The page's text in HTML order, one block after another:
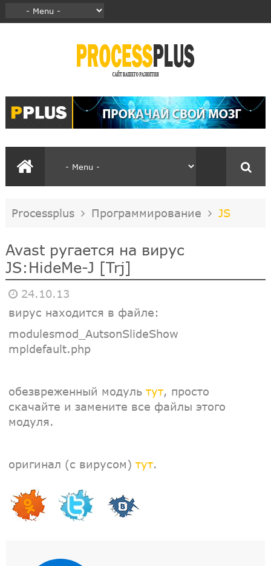
Processplus Программирование JS
Avast ругается на вирус
JS:HideMe-J [Trj]
24.10.13
вирус находится в файле:
modulesmod_AutsonSlideShow
mpldefault.php
обезвреженный модуль тут, просто
скачайте и замените все файлы этого
модуля.
оригинал (с вирусом) тут.